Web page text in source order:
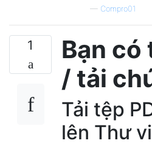
— Compro01
1
Bạn có
/ tải
Tải tệp
lên Thư